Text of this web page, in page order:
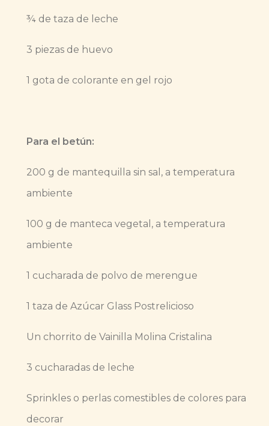
¾ de taza de leche
3 piezas de huevo
1 gota de colorante en gel rojo
Para el betún:
200 g de mantequilla sin sal, a temperatura
ambiente
100 g de manteca vegetal, a temperatura
ambiente
1 cucharada de polvo de merengue
1 taza de Azúcar Glass Postrelicioso
Un chorrito de Vainilla Molina Cristalina
3 cucharadas de leche
Sprinkles o perlas comestibles de colores para
decorar